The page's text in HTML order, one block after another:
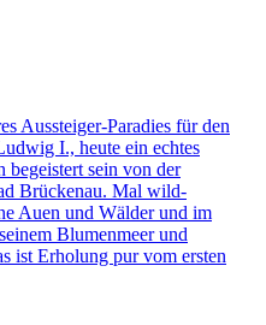
Aussteiger-Paradies für den
I., heute ein echtes
begeistert sein von der
Brückenau. Mal wild-
Auen und Wälder und im
Blumenmeer und
ist Erholung pur vom ersten